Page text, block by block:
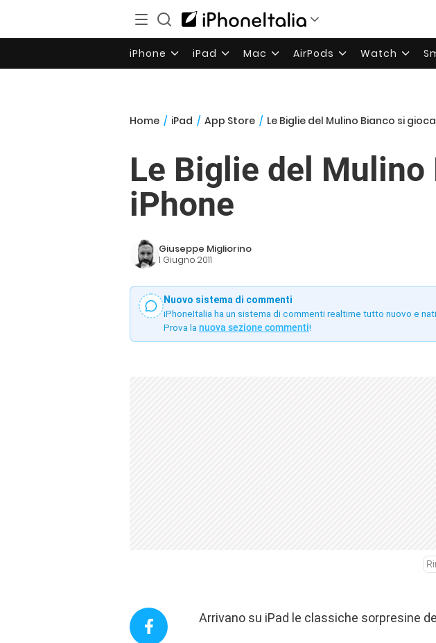
iPhone iPad Mac AirPods Watch
Home / iPad / App Store / Le Biglie del Mulino Bianco si
Le Biglie del
iPhone
Giuseppe Migliorino
1 Giugno 2011
Nuovo sistema di commenti
iPhoneItalia ha un sistema di commenti realtime tutto nuovo e
Prova la nuova sezione commenti!
Arrivano su iPad le classiche sorpresine